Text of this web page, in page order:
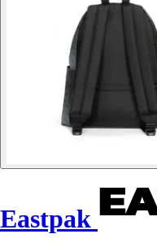
Eastpak